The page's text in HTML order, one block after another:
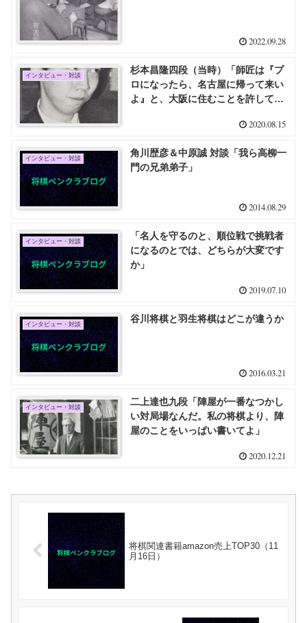
2022.09.28
インタビュー・対談
杉本昌隆四段（当時）「師匠は『プ
ロになったら、名古屋に帰って来い
よ』と、大阪に住むことを許してく
その約束を守っているんです」2020.08.15
インタビュー・対談
角川歴彦＆中原誠 対談「我ら高柳一
門の兄弟弟子」
2014.08.29
インタビュー・対談
「名人を守るのと、順位戦で挑戦者
になるのとでは、どちらが大変です
か」
2019.07.10
インタビュー・対談 谷川将棋と羽生将棋はどこが違うか
2016.03.21
インタビュー・対談
二上達也九段「陣屋が一番なつかし
い対局場なんだ。私の将棋より、陣
屋のことをいっぱい書いてよ」
2020.12.21
将棋関連書籍amazon売上TOP30（11
月16日）